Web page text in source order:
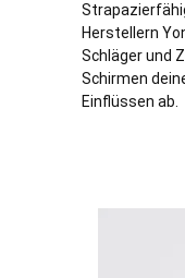
Herstellern
Schläger und
Schirmen
Einflüssen ab.